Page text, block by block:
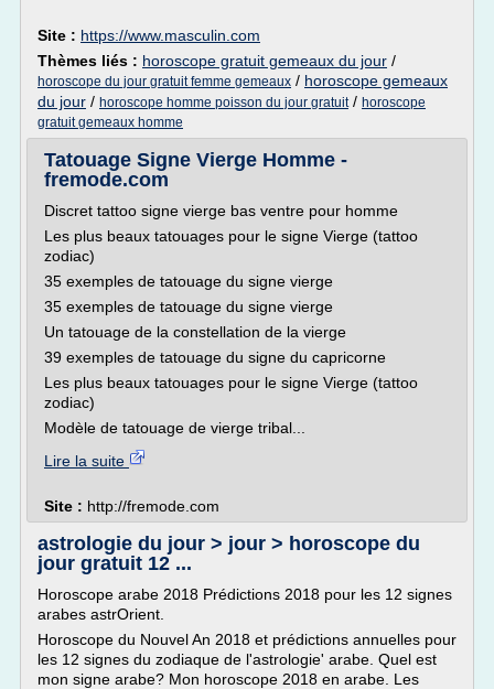
Site : https://www.masculin.com
Thèmes liés : horoscope gratuit gemeaux du jour /
horoscope du jour gratuit femme gemeaux / horoscope gemeaux
du jour / horoscope homme poisson du jour gratuit/ horoscope
gratuit gemeaux homme
Tatouage Signe Vierge Homme -
fremode.com
Discret tattoo signe vierge bas ventre pour homme
Les plus beaux tatouages pour le signe Vierge (tattoo
zodiac)
35 exemples de tatouage du signe vierge
35 exemples de tatouage du signe vierge
Un tatouage de la constellation de la vierge
39 exemples de tatouage du signe du capricorne
Les plus beaux tatouages pour le signe Vierge (tattoo
zodiac)
Modèle de tatouage de vierge tribal...
Lire la suite
Site : http://fremode.com
astrologie du jour > jour > horoscope du
jour gratuit 12 ...
Horoscope arabe 2018 Prédictions 2018 pour les 12 signes
arabes astrOrient.
Horoscope du Nouvel An 2018 et prédictions annuelles pour
les 12 signes du zodiaque de l'astrologie' arabe. Quel est
mon signe arabe? Mon horoscope 2018 en arabe. Les